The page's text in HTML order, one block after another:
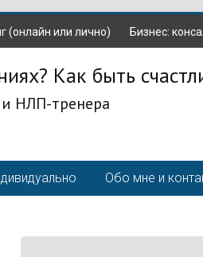
(онлайн или лично) Бизнес:
Как быть
НЛП-тренера
Обо мне и